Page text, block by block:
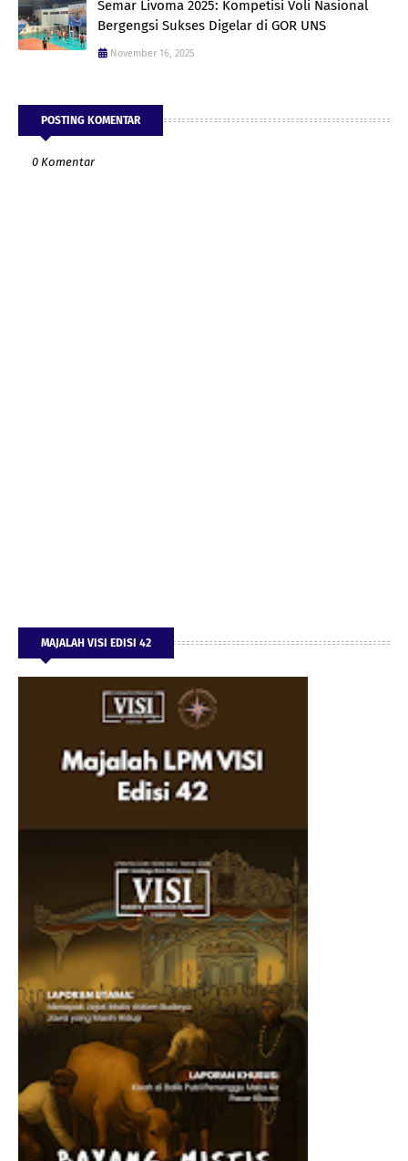
Semar Livoma 2025: Kompetisi Voli Nasional
Bergengsi Sukses Digelar di GOR UNS
November 16, 2025
POSTING KOMENTAR
0 Komentar
MAJALAH VISI EDISI 42